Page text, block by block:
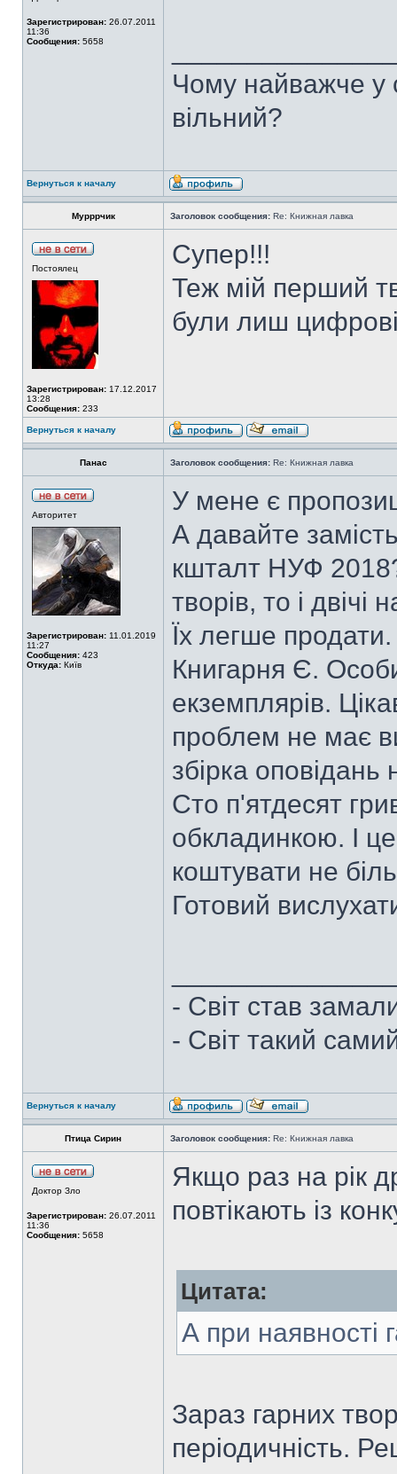
Зарегистрирован: 26.07.2011
11:36
Сообщения: 5658
Чому найважче у
вільний?
Вернуться к началу
Мурррчик Заголовок сообщения: Re: Книжная лавка
Постоялец
Зарегистрирован: 17.12.2017
13:28
Сообщения: 233
Супер!!!
Теж мій перший
були лиш
Вернуться к началу
Панас Заголовок сообщения: Re: Книжная лавка
Авторитет
Зарегистрирован: 11.01.2019
11:27
Сообщения: 423
Откуда: Київ
У мене є
А давайте
кшталт НУФ
творів, то і двічі
Їх легше
Книгарня Є.
екземплярів.
проблем не має
збірка
Сто п'ятдесят
обкладинкою. І
коштувати не
Готовий
- Світ став
- Світ такий
Вернуться к началу
Птица Сирин Заголовок сообщения: Re: Книжная лавка
Доктор Зло
Зарегистрирован: 26.07.2011
11:36
Сообщения: 5658
Якщо раз на рік
повтікають із
Цитата:
А при наявності
Зараз гарних
періодичність.